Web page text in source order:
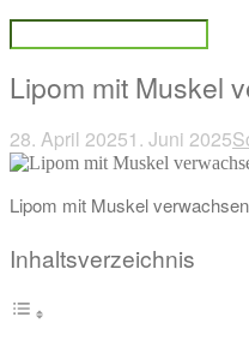
Lipom mit Muskel
28. April 20251. Juni 2025
Lipom mit Muskel
Inhaltsverzeichnis